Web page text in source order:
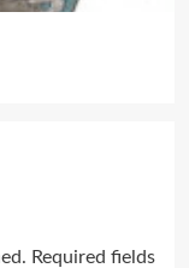
Required fields